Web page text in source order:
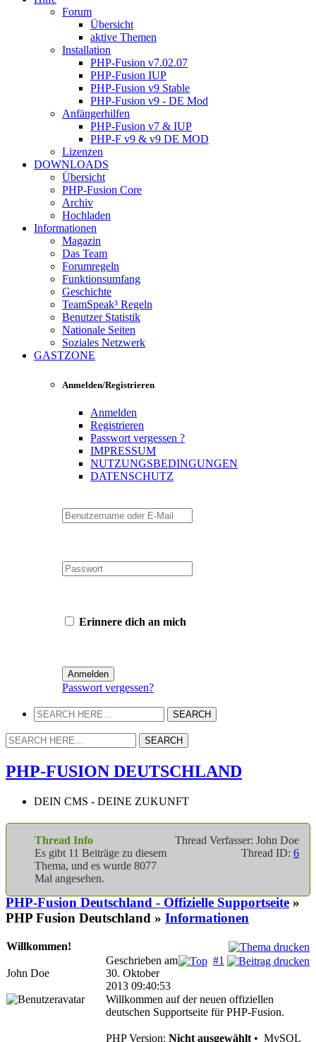
Forum
Übersicht
aktive Themen
Installation
PHP-Fusion v7.02.07
PHP-Fusion IUP
PHP-Fusion v9 Stable
PHP-Fusion v9 - DE Mod
Anfängerhilfen
PHP-Fusion v7 & IUP
PHP-F v9 & v9 DE MOD
Lizenzen
DOWNLOADS
Übersicht
PHP-Fusion Core
Archiv
Hochladen
Informationen
Magazin
Das Team
Forumregeln
Funktionsumfang
Geschichte
TeamSpeak³ Regeln
Benutzer Statistik
Nationale Seiten
Soziales Netzwerk
GASTZONE
Anmelden/Registrieren
Anmelden
Registrieren
Passwort vergessen ?
IMPRESSUM
NUTZUNGSBEDINGUNGEN
DATENSCHUTZ
Erinnere dich an mich
Passwort vergessen?
PHP-FUSION DEUTSCHLAND
DEIN CMS - DEINE ZUKUNFT
Thread Verfasser: John Doe
Thread ID: 6
Thread Info
Es gibt 11 Beiträge zu diesem
Thema, und es wurde 8077
Mal angesehen.
PHP-Fusion Deutschland - Offizielle Supportseite »
PHP Fusion Deutschland » Informationen
Willkommen!
John Doe
#1
Geschrieben am
30. Oktober
2013 09:40:53
Willkommen auf der neuen offiziellen
deutschen Supportseite für PHP-Fusion.
PHP Version: Nicht ausgewählt • MySQL